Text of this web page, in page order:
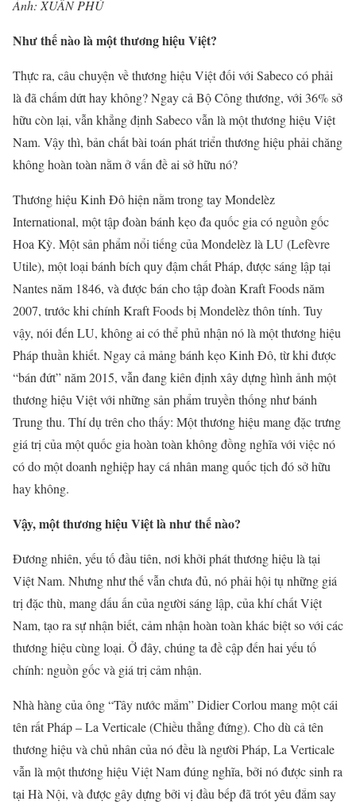
Ảnh: XUÂN PHÚ
Như thế nào là một thương hiệu Việt?
Thực ra, câu chuyện về thương hiệu Việt đối với Sabeco có phải
là đã chấm dứt hay không? Ngay cả Bộ Công thương, với 36% sở
hữu còn lại, vẫn khẳng định Sabeco vẫn là một thương hiệu Việt
Nam. Vậy thì, bản chất bài toán phát triển thương hiệu phải chăng
không hoàn toàn nằm ở vấn đề ai sở hữu nó?
Thương hiệu Kinh Đô hiện nằm trong tay Mondelèz
International, một tập đoàn bánh kẹo đa quốc gia có nguồn gốc
Hoa Kỳ. Một sản phẩm nổi tiếng của Mondelèz là LU (Lefèvre
Utile), một loại bánh bích quy đậm chất Pháp, được sáng lập tại
Nantes năm 1846, và được bán cho tập đoàn Kraft Foods năm
2007, trước khi chính Kraft Foods bị Mondelèz thôn tính. Tuy
vậy, nói đến LU, không ai có thể phủ nhận nó là một thương hiệu
Pháp thuần khiết. Ngay cả mảng bánh kẹo Kinh Đô, từ khi được
“bán đứt” năm 2015, vẫn đang kiên định xây dựng hình ảnh một
thương hiệu Việt với những sản phẩm truyền thống như bánh
Trung thu. Thí dụ trên cho thấy: Một thương hiệu mang đặc trưng
giá trị của một quốc gia hoàn toàn không đồng nghĩa với việc nó
có do một doanh nghiệp hay cá nhân mang quốc tịch đó sở hữu
hay không.
Vậy, một thương hiệu Việt là như thế nào?
Đương nhiên, yếu tố đầu tiên, nơi khởi phát thương hiệu là tại
Việt Nam. Nhưng như thế vẫn chưa đủ, nó phải hội tụ những giá
trị đặc thù, mang dấu ấn của người sáng lập, của khí chất Việt
Nam, tạo ra sự nhận biết, cảm nhận hoàn toàn khác biệt so với các
thương hiệu cùng loại. Ở đây, chúng ta đề cập đến hai yếu tố
chính: nguồn gốc và giá trị cảm nhận.
Nhà hàng của ông “Tây nước mắm” Didier Corlou mang một cái
tên rất Pháp – La Verticale (Chiều thẳng đứng). Cho dù cả tên
thương hiệu và chủ nhân của nó đều là người Pháp, La Verticale
vẫn là một thương hiệu Việt Nam đúng nghĩa, bởi nó được sinh ra
tại Hà Nội, và được gây dựng bởi vị đầu bếp đã trót yêu đắm say